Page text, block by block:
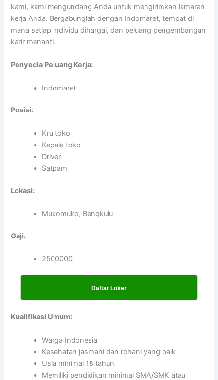
kami, kami mengundang Anda untuk mengirimkan lamaran
kerja Anda. Bergabunglah dengan Indomaret, tempat di
mana setiap individu dihargai, dan peluang pengembangan
karir menanti.
Penyedia Peluang Kerja:
Indomaret
Posisi:
Kru toko
Kepala toko
Driver
Satpam
Lokasi:
Mukomuko, Bengkulu
Gaji:
2500000
Daftar Loker
Kualifikasi Umum:
Warga Indonesia
Kesehatan jasmani dan rohani yang baik
Usia minimal 18 tahun
Memiliki pendidikan minimal SMA/SMK atau